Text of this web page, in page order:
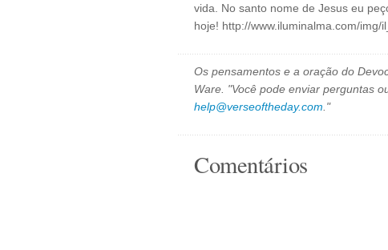
vida. No santo nome de Jesus eu
hoje! http://www.iluminalma.com/img/
Os pensamentos e a oração do
Ware. "Você pode enviar perguntas
help@verseoftheday.com ."
Comentários